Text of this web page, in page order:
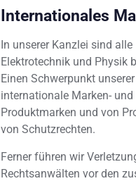
Internationales
In unserer Kanzlei sind
Elektrotechnik und Physik
Einen Schwerpunkt
internationale Marken-
Produktmarken und von
von Schutzrechten.
Ferner führen wir
Rechtsanwälten vor den